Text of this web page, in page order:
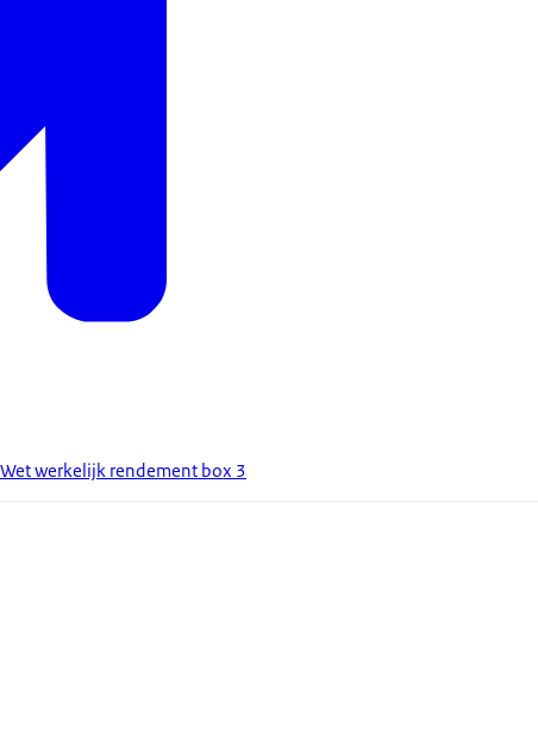
werkelijk rendement box 3